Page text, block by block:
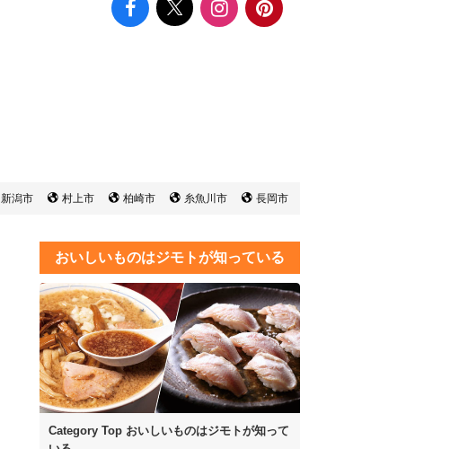
新潟市 村上市 柏崎市 糸魚川市 長岡市
おいしいものはジモトが知っている
Category Top おいしいものはジモトが知って